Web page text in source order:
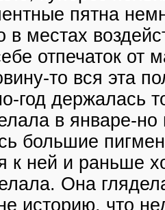
пятна
в местах
отпечаток
то вся эта
год держалась
в январе-
большие
к ней и раньше
Она
историю, что